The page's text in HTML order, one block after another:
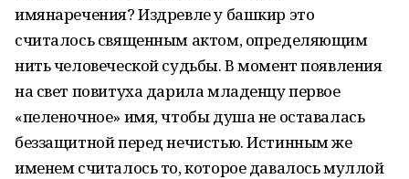
имянаречения? Издревле у башкир это
считалось священным актом, определяющим
нить человеческой судьбы. В момент появления
на свет повитуха дарила младенцу первое
«пеленочное» имя, чтобы душа не оставалась
беззащитной перед нечистью. Истинным же
именем считалось то, которое давалось муллой